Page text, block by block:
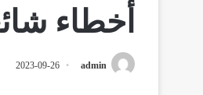
أخطاء
admin
2023-09-26